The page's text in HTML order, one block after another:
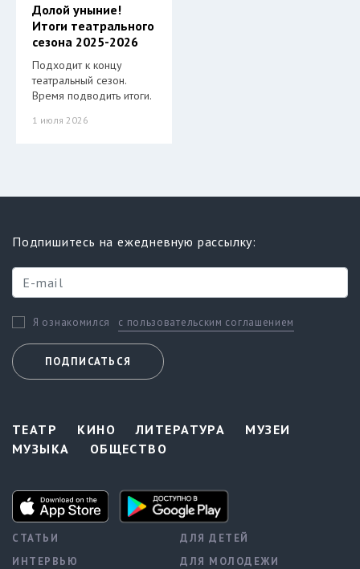
Долой уныние!
Итоги театрального
сезона 2025-2026
Подходит к концу
театральный сезон.
Время подводить итоги.
1 июля 2026
Подпишитесь на ежедневную рассылку:
Я ознакомился с пользовательским соглашением
ПОДПИСАТЬСЯ
ТЕАТР КИНО ЛИТЕРАТУРА
МУЗЕИ
МУЗЫКА
ОБЩЕСТВО
СТАТЬИ
ИНТЕРВЬЮ
ДЛЯ ДЕТЕЙ
ДЛЯ МОЛОДЕЖИ